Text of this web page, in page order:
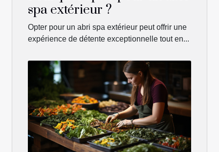
spa extérieur ?
Opter pour un abri spa extérieur peut offrir une
expérience de détente exceptionnelle tout en...